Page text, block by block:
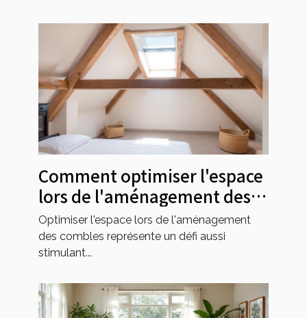
Comment optimiser l'espace
lors de l'aménagement des
combles ?
Optimiser l'espace lors de l'aménagement
des combles représente un défi aussi
stimulant...